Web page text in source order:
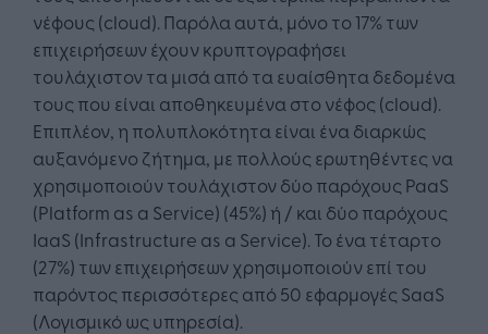
νέφους (cloud). Παρόλα αυτά, μόνο το 17% των
επιχειρήσεων έχουν κρυπτογραφήσει
τουλάχιστον τα μισά από τα ευαίσθητα δεδομένα
τους που είναι αποθηκευμένα στο νέφος (cloud).
Επιπλέον, η πολυπλοκότητα είναι ένα διαρκώς
αυξανόμενο ζήτημα, με πολλούς ερωτηθέντες να
χρησιμοποιούν τουλάχιστον δύο παρόχους PaaS
(Platform as a Service) (45%) ή / και δύο παρόχους
IaaS (Infrastructure as a Service). Το ένα τέταρτο
(27%) των επιχειρήσεων χρησιμοποιούν επί του
παρόντος περισσότερες από 50 εφαρμογές SaaS
(Λογισμικό ως υπηρεσία).